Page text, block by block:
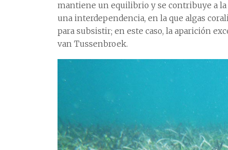
mantiene un equilibrio y se contribuye a
una interdependencia, en la que algas
para subsistir; en este caso, la aparición
van Tussenbroek.